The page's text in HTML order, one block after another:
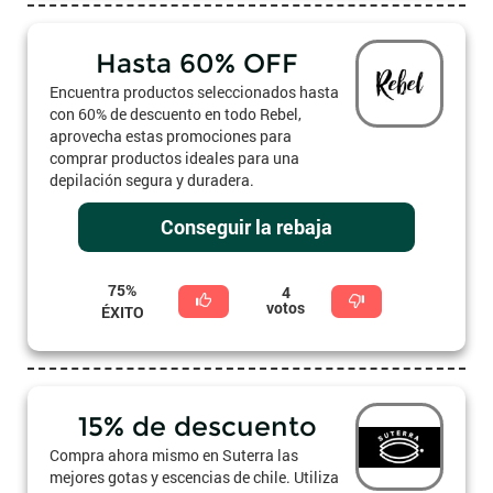
Hasta 60% OFF
Encuentra productos seleccionados hasta
con 60% de descuento en todo Rebel,
aprovecha estas promociones para
comprar productos ideales para una
depilación segura y duradera.
Conseguir la rebaja
75%
ÉXITO
4
votos
15% de descuento
Compra ahora mismo en Suterra las
mejores gotas y escencias de chile. Utiliza